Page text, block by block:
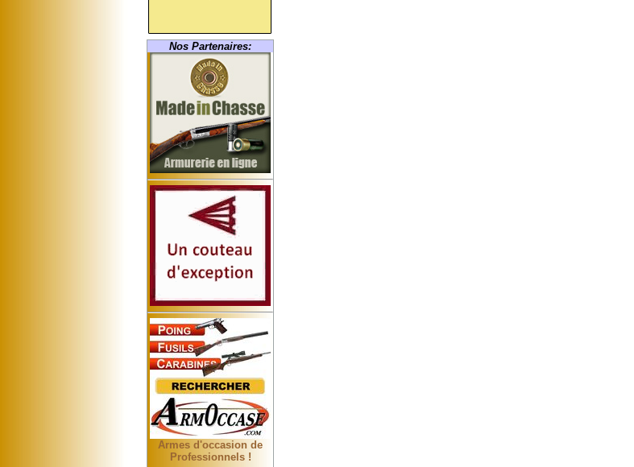
Nos Partenaires:
Armes d'occasion de
Professionnels !